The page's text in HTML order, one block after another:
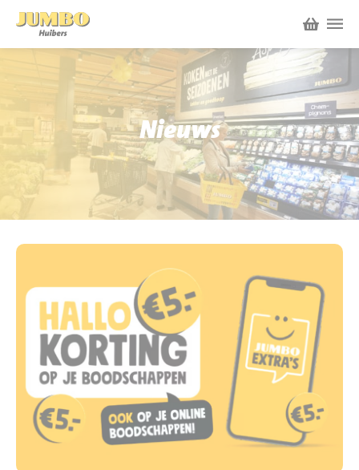
Winkels
P.W.A. Park
Bruïneplein
Nieuws
Acties
Vacatures en Solliciteren
Werken en leren
Jumbo.com
BBQ gigant webshop
Jumbo Huibers Specials
Nieuws